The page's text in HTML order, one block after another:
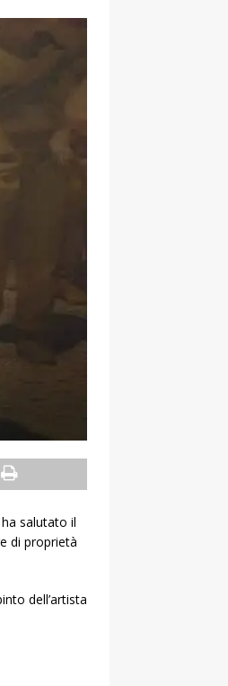
salutato il
di proprietà
dell’artista